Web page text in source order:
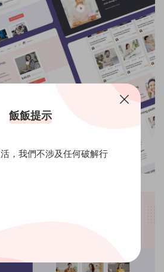
飯飯提示
，我們不涉及任何破解行